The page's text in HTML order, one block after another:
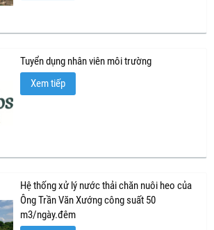
Tuyển dụng nhân viên môi trường
Xem tiếp
Hệ thống xử lý nước thải chăn nuôi heo của
Ông Trần Văn Xướng công suất 50
m3/ngày.đêm